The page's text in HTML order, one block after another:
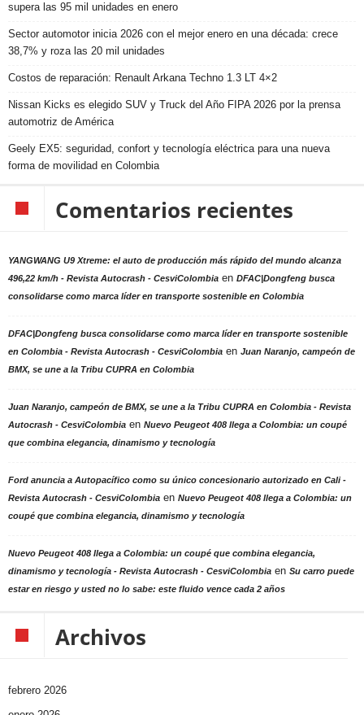
supera las 95 mil unidades en enero
Sector automotor inicia 2026 con el mejor enero en una década: crece
38,7% y roza las 20 mil unidades
Costos de reparación: Renault Arkana Techno 1.3 LT 4×2
Nissan Kicks es elegido SUV y Truck del Año FIPA 2026 por la prensa
automotriz de América
Geely EX5: seguridad, confort y tecnología eléctrica para una nueva
forma de movilidad en Colombia
Comentarios recientes
YANGWANG U9 Xtreme: el auto de producción más rápido del mundo alcanza
496,22 km/h - Revista Autocrash - CesviColombia en DFAC|Dongfeng busca
consolidarse como marca líder en transporte sostenible en Colombia
DFAC|Dongfeng busca consolidarse como marca líder en transporte sostenible
en Colombia - Revista Autocrash - CesviColombia en Juan Naranjo, campeón de
BMX, se une a la Tribu CUPRA en Colombia
Juan Naranjo, campeón de BMX, se une a la Tribu CUPRA en Colombia - Revista
Autocrash - CesviColombia en Nuevo Peugeot 408 llega a Colombia: un coupé
que combina elegancia, dinamismo y tecnología
Ford anuncia a Autopacífico como su único concesionario autorizado en Cali -
Revista Autocrash - CesviColombia en Nuevo Peugeot 408 llega a Colombia: un
coupé que combina elegancia, dinamismo y tecnología
Nuevo Peugeot 408 llega a Colombia: un coupé que combina elegancia,
dinamismo y tecnología - Revista Autocrash - CesviColombia en Su carro puede
estar en riesgo y usted no lo sabe: este fluido vence cada 2 años
Archivos
febrero 2026